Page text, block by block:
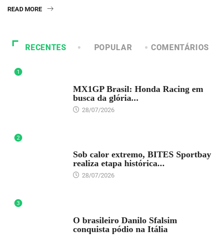
READ MORE
RECENTES POPULAR COMENTÁRIOS
1
MX1GP Brasil: Honda Racing em
busca da glória...
28/07/2026
2
Sob calor extremo, BITES Sportbay
realiza etapa histórica...
28/07/2026
3
O brasileiro Danilo Sfalsim
conquista pódio na Itália